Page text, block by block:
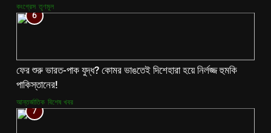
কংগ্রেস তৃণমূল
6
ফের শুরু ভারত-পাক যুদ্ধ? কোমর ভাঙতেই দিশেহারা হয়ে নির্লজ্জ হুমকি
পাকিস্তানের!
আন্তর্জাতিক বিশেষ খবর
7